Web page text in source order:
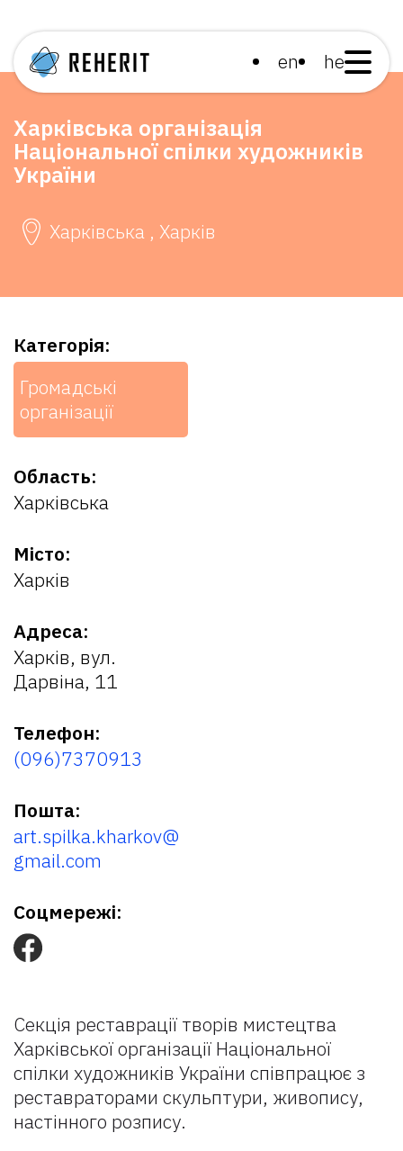
en he
Харківська організація
Національної спілки художників
України
Харківська , Харків
Секція реставрації творів мистецтва
Харківської організації Національної
спілки художників України співпрацює з
реставраторами скульптури, живопису,
настінного розпису.
Категорія:
Громадські
організації
Область:
Харківська
Місто:
Харків
Адреса:
Харків, вул.
Дарвіна, 11
Телефон:
(096)7370913
Пошта:
art.spilka.kharkov@
gmail.com
Соцмережі: